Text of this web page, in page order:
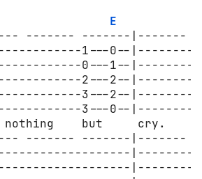
E
------- -------|-------
1---0--|--------
0---1--|--------
2---2--|--------
3---2--|--------
3---0--|--------
but     cry.
------- -------|-------